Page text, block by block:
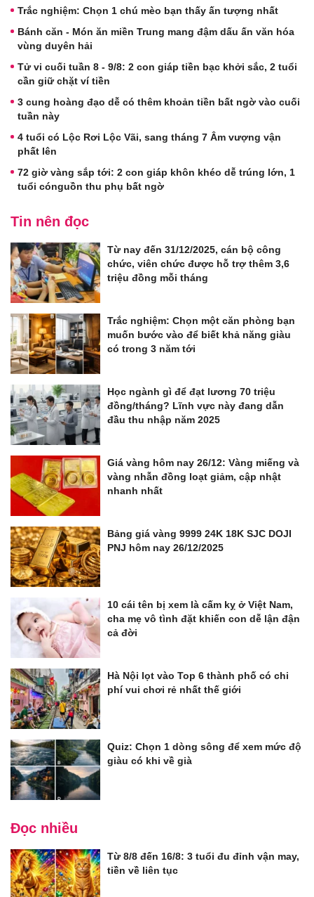
Trắc nghiệm: Chọn 1 chú mèo bạn thấy ấn tượng nhất
Bánh căn - Món ăn miền Trung mang đậm dấu ấn văn hóa
vùng duyên hải
Tử vi cuối tuần 8 - 9/8: 2 con giáp tiền bạc khởi sắc, 2 tuổi
cần giữ chặt ví tiền
3 cung hoàng đạo dễ có thêm khoản tiền bất ngờ vào cuối
tuần này
4 tuổi có Lộc Rơi Lộc Vãi, sang tháng 7 Âm vượng vận
phất lên
72 giờ vàng sắp tới: 2 con giáp khôn khéo dễ trúng lớn, 1
tuổi cónguồn thu phụ bất ngờ
Tin nên đọc
Từ nay đến 31/12/2025, cán bộ công
chức, viên chức được hỗ trợ thêm 3,6
triệu đồng mỗi tháng
Trắc nghiệm: Chọn một căn phòng bạn
muốn bước vào để biết khả năng giàu
có trong 3 năm tới
Học ngành gì để đạt lương 70 triệu
đồng/tháng? Lĩnh vực này đang dẫn
đầu thu nhập năm 2025
Giá vàng hôm nay 26/12: Vàng miếng và
vàng nhẫn đồng loạt giảm, cập nhật
nhanh nhất
Bảng giá vàng 9999 24K 18K SJC DOJI
PNJ hôm nay 26/12/2025
10 cái tên bị xem là cấm kỵ ở Việt Nam,
cha mẹ vô tình đặt khiến con dễ lận đận
cả đời
Hà Nội lọt vào Top 6 thành phố có chi
phí vui chơi rẻ nhất thế giới
Quiz: Chọn 1 dòng sông để xem mức độ
giàu có khi về già
Đọc nhiều
Từ 8/8 đến 16/8: 3 tuổi đu đỉnh vận may,
tiền về liên tục